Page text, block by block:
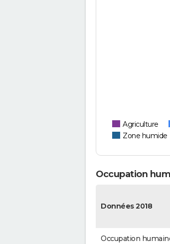
Agriculture
Zone humide
Occupation
Données 2018
Occupation